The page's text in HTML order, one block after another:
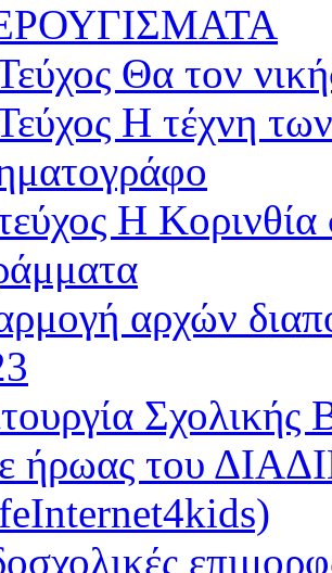
Θα τον
Η τέχνη
Η
αρχών
Σχολικής
ήρωας του